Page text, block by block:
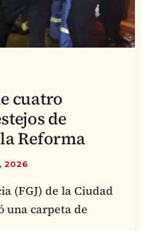
cuatro
de
Reforma
2026
(FGJ) de la Ciudad
una carpeta de